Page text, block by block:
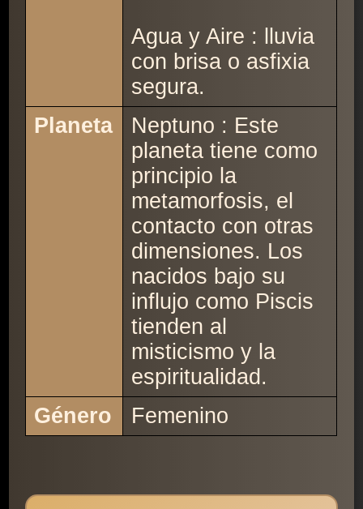
Agua y Aire : lluvia
con brisa o asfixia
segura.
Planeta
Neptuno : Este
planeta tiene como
principio la
metamorfosis, el
contacto con otras
dimensiones. Los
nacidos bajo su
influjo como Piscis
tienden al
misticismo y la
espiritualidad.
Género
Femenino